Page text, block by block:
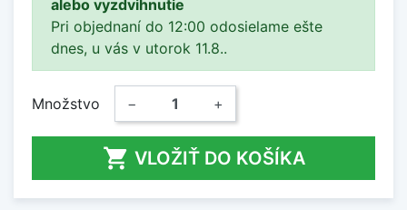
alebo vyzdvihnutie
Pri objednaní do 12:00 odosielame ešte
dnes, u vás v utorok 11.8..
Množstvo − +
 VLOŽIŤ DO KOŠÍKA